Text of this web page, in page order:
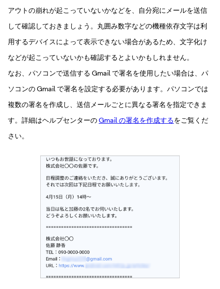
アウトの崩れが起こっていないかなどを、自分宛にメールを送信
して確認しておきましょう。丸囲み数字などの機種依存文字は利
用するデバイスによって表示できない場合があるため、文字化け
などが起こっていないかも確認するとよいかもしれません。
なお、パソコンで送信する Gmail で署名を使用したい場合は、パ
ソコンの Gmail で署名を設定する必要があります。パソコンでは
複数の署名を作成し、送信メールごとに異なる署名を指定できま
す。詳細はヘルプセンターのGmail の署名を作成するをご覧くだ
さい。